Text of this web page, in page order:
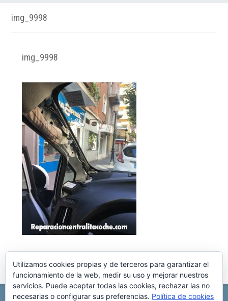
img_9998
img_9998
Utilizamos cookies propias y de terceros para garantizar el
funcionamiento de la web, medir su uso y mejorar nuestros
servicios. Puede aceptar todas las cookies, rechazar las no
necesarias o configurar sus preferencias. Política de cookies